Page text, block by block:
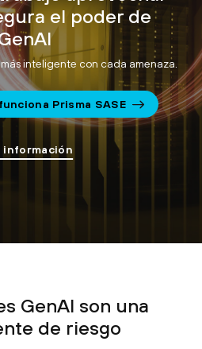
el poder de
inteligente con cada amenaza.
Prisma SASE
información
GenAI son una
de riesgo